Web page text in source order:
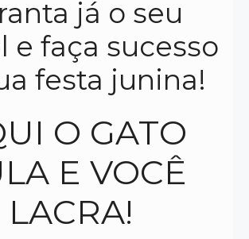
já o seu
e faça sucesso
festa junina!
O GATO
E VOCÊ
LACRA!